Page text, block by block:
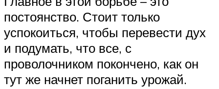
постоянство. Стоит только
успокоиться, чтобы перевести дух
и подумать, что все, с
проволочником покончено, как он
тут же начнет поганить урожай.